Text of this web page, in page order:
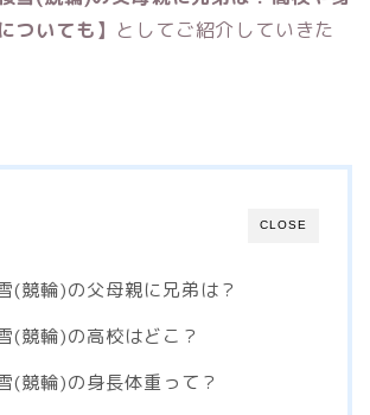
ついても】 としてご紹介していきた
CLOSE
(競輪)の父母親に兄弟は？
(競輪)の高校はどこ？
(競輪)の身長体重って？